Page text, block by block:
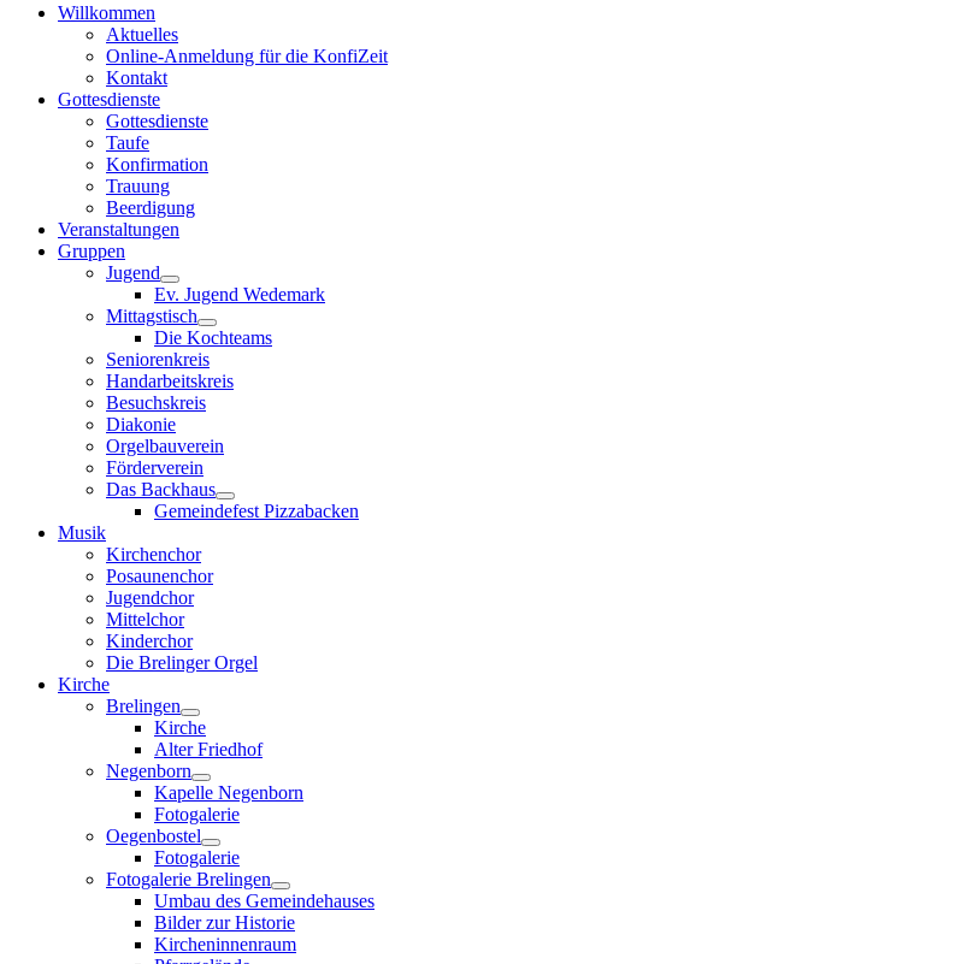
Willkommen
Aktuelles
Online-Anmeldung für die KonfiZeit
Kontakt
Gottesdienste
Gottesdienste
Taufe
Konfirmation
Trauung
Beerdigung
Veranstaltungen
Gruppen
Jugend
Ev. Jugend Wedemark
Mittagstisch
Die Kochteams
Seniorenkreis
Handarbeitskreis
Besuchskreis
Diakonie
Orgelbauverein
Förderverein
Das Backhaus
Gemeindefest Pizzabacken
Musik
Kirchenchor
Posaunenchor
Jugendchor
Mittelchor
Kinderchor
Die Brelinger Orgel
Kirche
Brelingen
Kirche
Alter Friedhof
Negenborn
Kapelle Negenborn
Fotogalerie
Oegenbostel
Fotogalerie
Fotogalerie Brelingen
Umbau des Gemeindehauses
Bilder zur Historie
Kircheninnenraum